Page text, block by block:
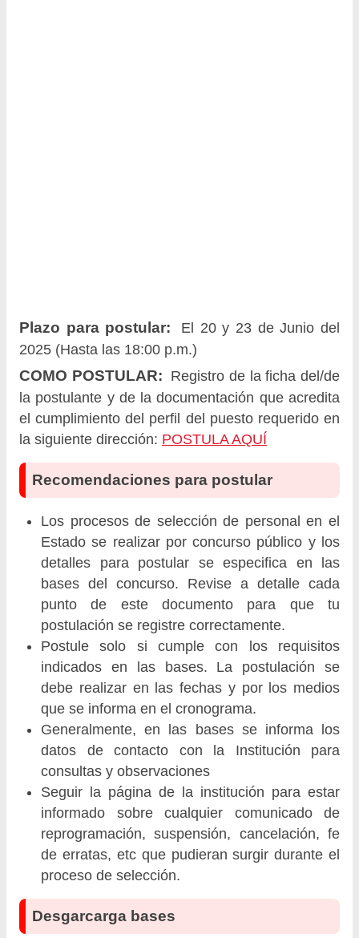
Plazo para postular:
El 20 y 23 de Junio del
2025 (Hasta las 18:00 p.m.)
COMO POSTULAR: Registro de la ficha del/de
la postulante y de la documentación que acredita
el cumplimiento del perfil del puesto requerido en
la siguiente dirección: POSTULA AQUÍ
Recomendaciones para postular
Los procesos de selección de personal en el
Estado se realizar por concurso público y los
detalles para postular se especifica en las
bases del concurso. Revise a detalle cada
punto de este documento para que tu
postulación se registre correctamente.
Postule solo si cumple con los requisitos
indicados en las bases. La postulación se
debe realizar en las fechas y por los medios
que se informa en el cronograma.
Generalmente, en las bases se informa los
datos de contacto con la Institución para
consultas y observaciones
Seguir la página de la institución para estar
informado sobre cualquier comunicado de
reprogramación, suspensión, cancelación, fe
de erratas, etc que pudieran surgir durante el
proceso de selección.
Desgarcarga bases